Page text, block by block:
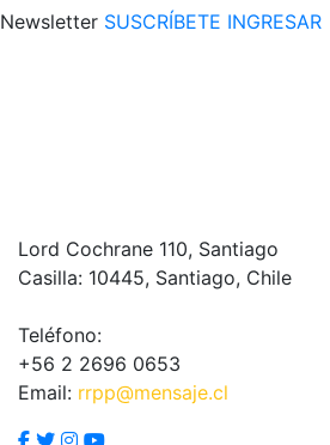
Newsletter SUSCRÍBETE INGRESAR
Lord Cochrane 110, Santiago
Casilla: 10445, Santiago, Chile
Teléfono:
+56 2 2696 0653
Email: rrpp@mensaje.cl